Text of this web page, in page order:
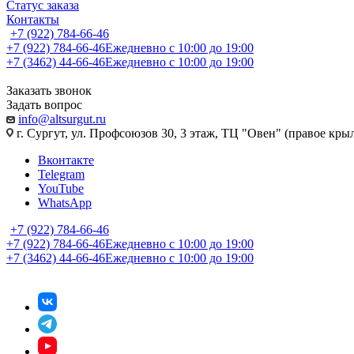
Статус заказа
Контакты
+7 (922) 784-66-46
+7 (922) 784-66-46Ежедневно с 10:00 до 19:00
+7 (3462) 44-66-46Ежедневно с 10:00 до 19:00
Заказать звонок
Задать вопрос
info@altsurgut.ru
г. Сургут, ул. Профсоюзов 30, 3 этаж, ТЦ "Овен" (правое
Вконтакте
Telegram
YouTube
WhatsApp
+7 (922) 784-66-46
+7 (922) 784-66-46Ежедневно с 10:00 до 19:00
+7 (3462) 44-66-46Ежедневно с 10:00 до 19:00